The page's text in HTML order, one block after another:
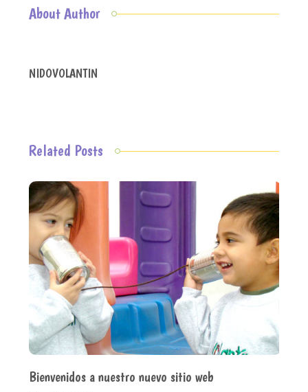
About Author
NIDOVOLANTIN
Related Posts
Bienvenidos a nuestro nuevo sitio web